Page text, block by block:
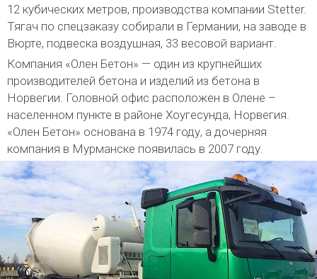
12 кубических метров, производства компании Stetter.
Тягач по спецзаказу собирали в Германии, на заводе в
Вюрте, подвеска воздушная, 33 весовой вариант.
Компания «Олен Бетон» — один из крупнейших
производителей бетона и изделий из бетона в
Норвегии. Головной офис расположен в Олене –
населенном пункте в районе Хоугесунда, Норвегия.
«Олен Бетон» основана в 1974 году, а дочерняя
компания в Мурманске появилась в 2007 году.